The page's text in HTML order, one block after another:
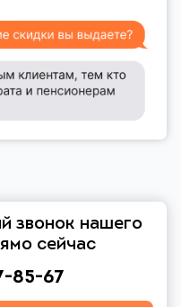
звонок нашего
сейчас
85-67